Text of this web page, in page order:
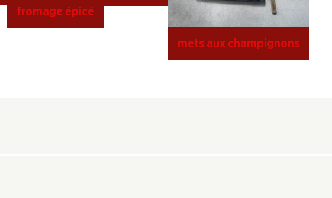
fromage épicé
mets aux champignons